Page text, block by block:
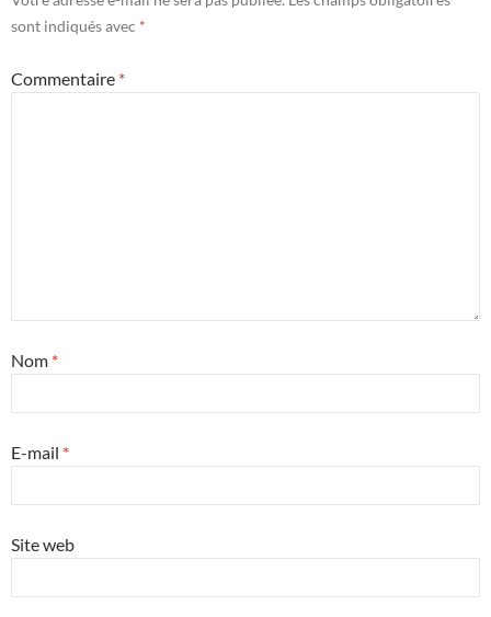
sont indiqués avec *
Commentaire *
Nom *
E-mail *
Site web